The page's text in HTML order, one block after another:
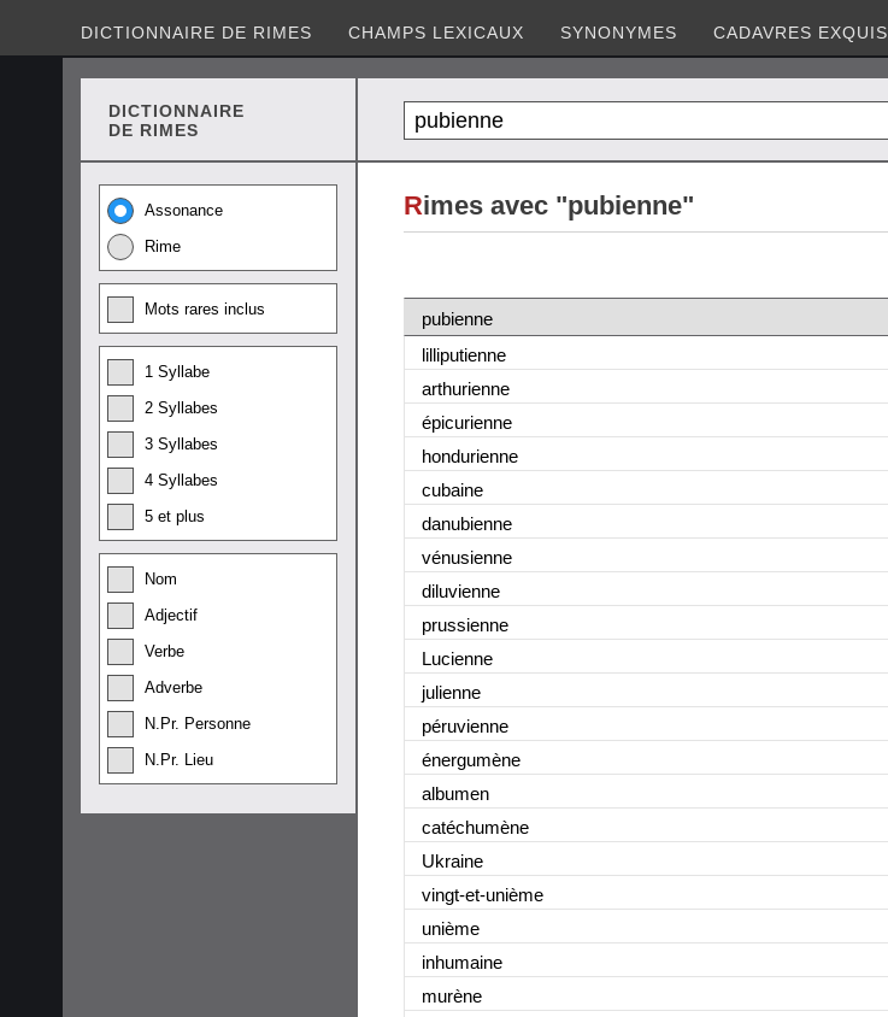
DICTIONNAIRE DE RIMES CHAMPS LEXICAUX SYNONYMES CADAVRES EXQUIS
DICTIONNAIRE
DE RIMES
Assonance
Rime
Mots rares inclus
1 Syllabe
2 Syllabes
3 Syllabes
4 Syllabes
5 et plus
Nom
Adjectif
Verbe
Adverbe
N.Pr. Personne
N.Pr. Lieu
Rimes avec "pubienne"
pubienne
lilliputienne
arthurienne
épicurienne
hondurienne
cubaine
danubienne
vénusienne
diluvienne
prussienne
Lucienne
julienne
péruvienne
énergumène
albumen
catéchumène
Ukraine
vingt-et-unième
unième
inhumaine
murène